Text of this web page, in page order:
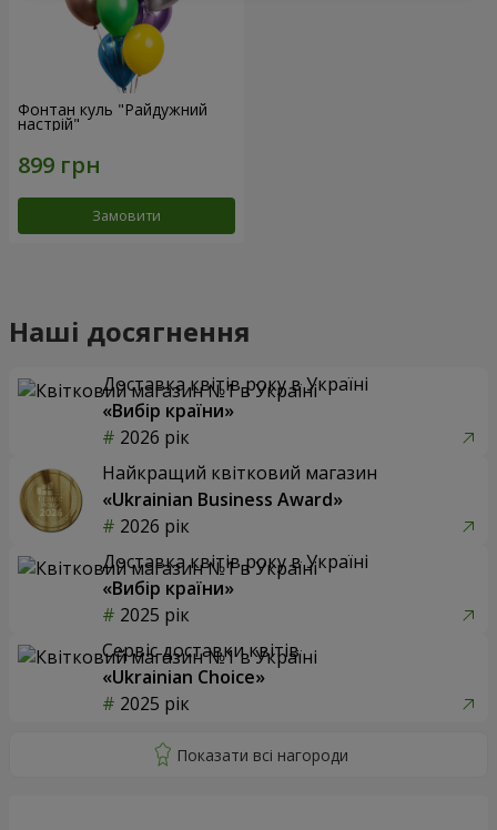
Фонтан куль "Райдужний
настрій"
Замовити
Наші досягнення
Доставка квітів року в Україні
«Вибір країни»
2026 рік
Найкращий квітковий магазин
«Ukrainian Business Award»
2026 рік
Доставка квітів року в Україні
«Вибір країни»
2025 рік
Сервіс доставки квітів
«Ukrainian Choice»
2025 рік